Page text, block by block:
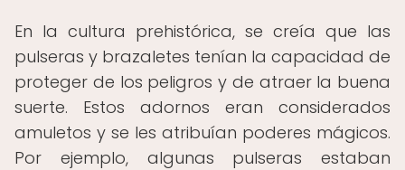
En la cultura prehistórica, se creía que las
pulseras y brazaletes tenían la capacidad de
proteger de los peligros y de atraer la buena
suerte. Estos adornos eran considerados
amuletos y se les atribuían poderes mágicos.
Por ejemplo, algunas pulseras estaban